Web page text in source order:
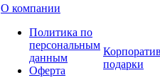
О компании
Политика по
персональным
данным
Оферта
подарки